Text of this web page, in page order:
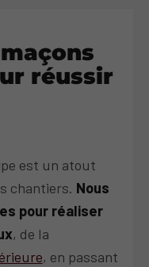
réussir
est un atout
chantiers. Nous
pour réaliser
, de la
, en passant